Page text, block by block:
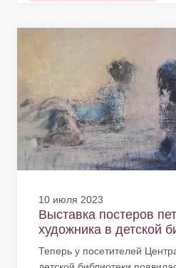
10 июля 2023
Выставка постеров
художника в детской
Теперь у посетителей